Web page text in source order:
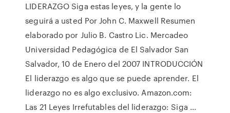
LIDERAZGO Siga estas leyes, y la gente lo
seguirá a usted Por John C. Maxwell Resumen
elaborado por Julio B. Castro Lic. Mercadeo
Universidad Pedagógica de El Salvador San
Salvador, 10 de Enero del 2007 INTRODUCCIÓN
El liderazgo es algo que se puede aprender. El
liderazgo no es algo exclusivo. Amazon.com:
Las 21 Leyes Irrefutables del liderazgo: Siga ...